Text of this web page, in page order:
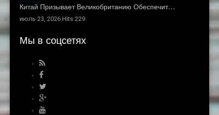
Китай Призывает Великобританию Обеспечит…
июль 23, 2026 Hits:229
Мы в соцсетях